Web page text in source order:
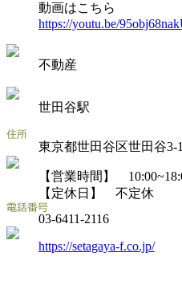
動画はこちら
https://youtu.be/
不動産
世田谷駅
東京都世田谷区世田谷3-
【営業時間】
【定休日】 不定休
03-6411-2116
https://setagaya-f.co.jp/